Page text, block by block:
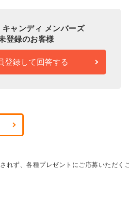
キャンディ メンバーズ
登録のお客様
登録して回答する
ず、各種プレゼントにご応募いただく